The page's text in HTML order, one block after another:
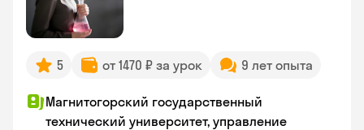
5 от 1470 ₽ за урок 9 лет опыта
Магнитогорский государственный
технический университет, управление